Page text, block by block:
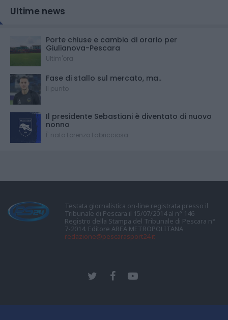
Ultime news
Porte chiuse e cambio di orario per
Giulianova-Pescara
Ultim'ora
Fase di stallo sul mercato, ma..
Il punto
Il presidente Sebastiani è diventato di nuovo
nonno
È nato Lorenzo Labricciosa
Testata giornalistica on-line registrata presso il
Tribunale di Pescara il 15/07/2014 al n° 146
Registro della Stampa del Tribunale di Pescara n°
7-2014. Editore AREA METROPOLITANA
redazione@pescarasport24.it